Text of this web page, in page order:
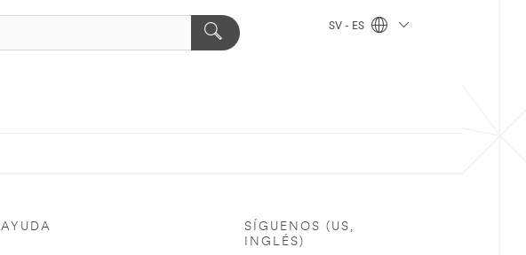
SV - ES
AYUDA
SÍGUENOS (US,
INGLÉS)